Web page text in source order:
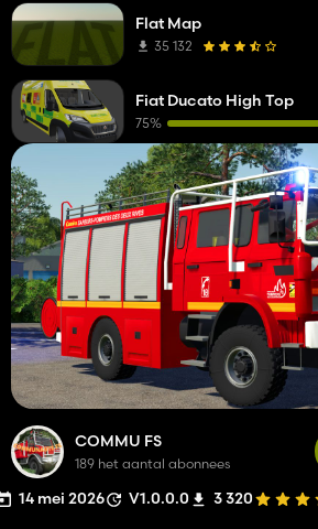
COMMU FS
189 het aantal abonnees
14 mei 2026 V1.0.0.0 3 320
Flat Map
35 132
Fiat Ducato High Top
75%